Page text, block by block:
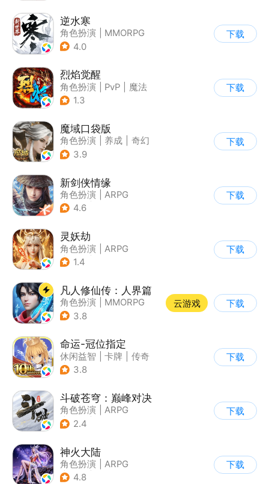
逆水寒
角色扮演
MMORPG
| 武侠
4.0
下载
烈焰觉醒
角色扮演 PvP
魔法
| 烧脑
1.3
下载
魔域口袋版
角色扮演 养成
奇幻
| 魔域
3.9
下载
新剑侠情缘
角色扮演
ARPG
| 武侠
4.6
下载
灵妖劫
角色扮演
ARPG
| 仙侠
1.4
下载
凡人修仙传：人界篇
角色扮演
MMORPG
| 仙侠
3.8
云游戏 下载
命运-冠位指定
休闲益智 卡牌
传奇
| 命运
3.8
下载
斗破苍穹：巅峰对决
角色扮演
ARPG
| 奇幻
2.4
下载
神火大陆
角色扮演
ARPG
| 奇幻
4.8
下载